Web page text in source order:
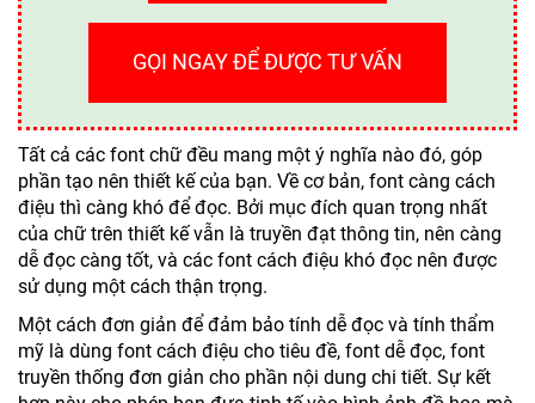
GỌI NGAY ĐỂ ĐƯỢC TƯ VẤN
Tất cả các font chữ đều mang một ý nghĩa nào đó, góp
phần tạo nên thiết kế của bạn. Về cơ bản, font càng cách
điệu thì càng khó để đọc. Bởi mục đích quan trọng nhất
của chữ trên thiết kế vẫn là truyền đạt thông tin, nên càng
dễ đọc càng tốt, và các font cách điệu khó đọc nên được
sử dụng một cách thận trọng.
Một cách đơn giản để đảm bảo tính dễ đọc và tính thẩm
mỹ là dùng font cách điệu cho tiêu đề, font dễ đọc, font
truyền thống đơn giản cho phần nội dung chi tiết. Sự kết